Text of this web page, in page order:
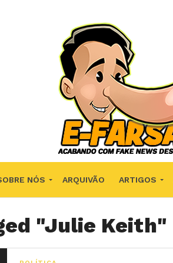
NÓS ARQUIVÃO ARTIGOS
"Julie Keith"